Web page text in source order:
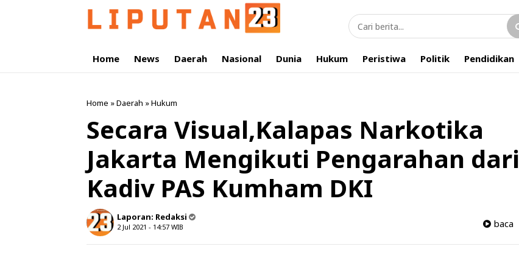
Home News Daerah Nasional Dunia Hukum Peristiwa Politik Pendidikan
Home »Daerah »Hukum
Secara Visual,Kalapas Narkotika
Jakarta Mengikuti Pengarahan dari
Kadiv PAS Kumham DKI
Laporan: Redaksi
2 Jul 2021 - 14:57 WIB baca